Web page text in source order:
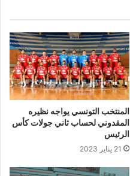
المنتخب التونسي يواجه نظيره
المقدوني لحساب ثاني جولات كأس
الرئيس
21 يناير 2023